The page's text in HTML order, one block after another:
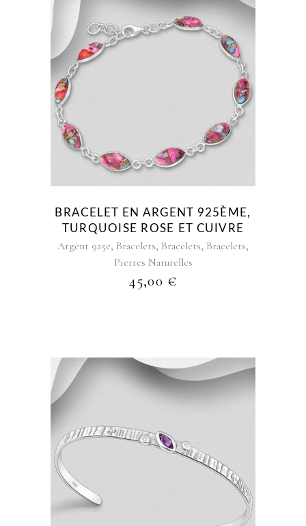
BRACELET EN ARGENT 925ÈME,
TURQUOISE ROSE ET CUIVRE
Argent 925e, Bracelets, Bracelets, Bracelets,
Pierres Naturelles
45,00 €